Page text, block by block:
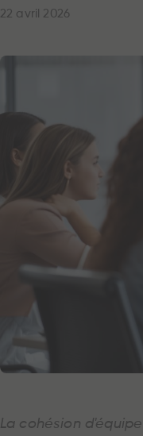
22 avril 2026
La cohésion